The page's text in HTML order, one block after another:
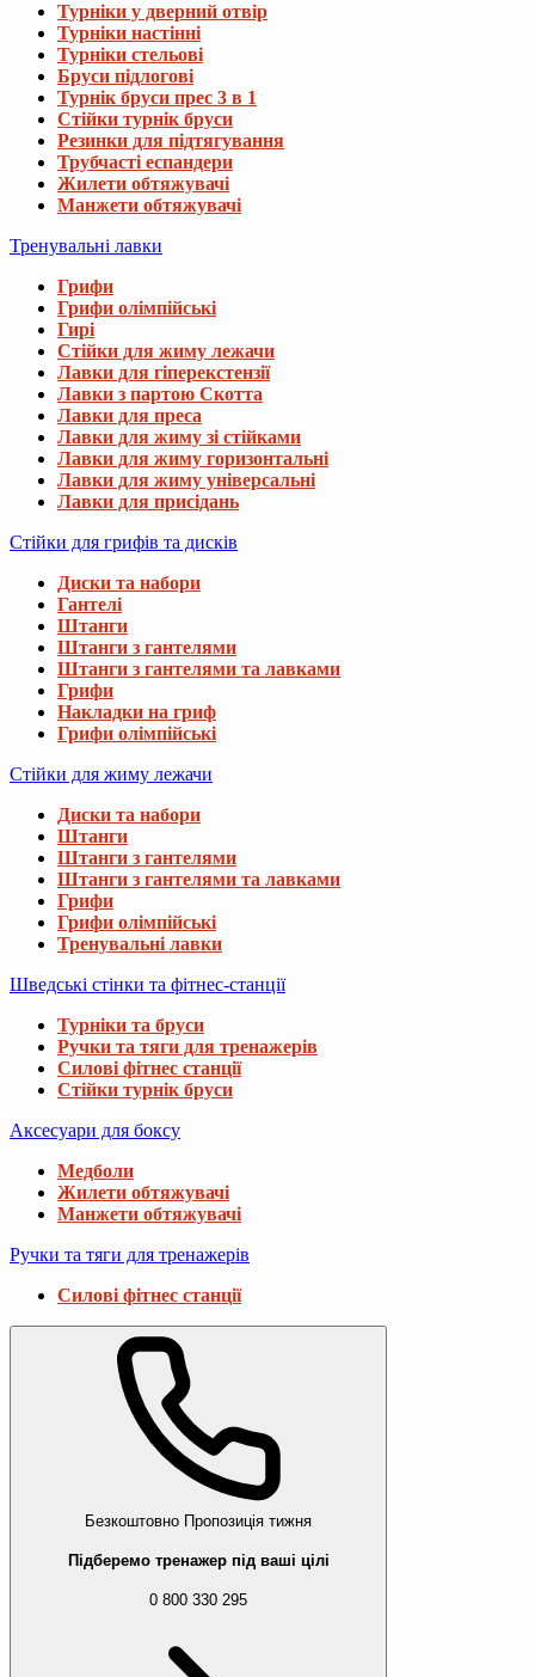
Турніки у дверний отвір
Турніки настінні
Турніки стельові
Бруси підлогові
Турнік бруси прес 3 в 1
Стійки турнік бруси
Резинки для підтягування
Трубчасті еспандери
Жилети обтяжувачі
Манжети обтяжувачі
Тренувальні лавки
Грифи
Грифи олімпійські
Гирі
Стійки для жиму лежачи
Лавки для гіперекстензії
Лавки з партою Скотта
Лавки для преса
Лавки для жиму зі стійками
Лавки для жиму горизонтальні
Лавки для жиму універсальні
Лавки для присідань
Стійки для грифів та дисків
Диски та набори
Гантелі
Штанги
Штанги з гантелями
Штанги з гантелями та лавками
Грифи
Накладки на гриф
Грифи олімпійські
Стійки для жиму лежачи
Диски та набори
Штанги
Штанги з гантелями
Штанги з гантелями та лавками
Грифи
Грифи олімпійські
Тренувальні лавки
Шведські стінки та фітнес-станції
Турніки та бруси
Ручки та тяги для тренажерів
Силові фітнес станції
Стійки турнік бруси
Аксесуари для боксу
Медболи
Жилети обтяжувачі
Манжети обтяжувачі
Ручки та тяги для тренажерів
Силові фітнес станції
Безкоштовно Пропозиція тижня
Підберемо тренажер під ваші цілі
0 800 330 295